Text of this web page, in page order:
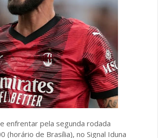
enfrentar pela segunda rodada
(horário de Brasília), no Signal Iduna